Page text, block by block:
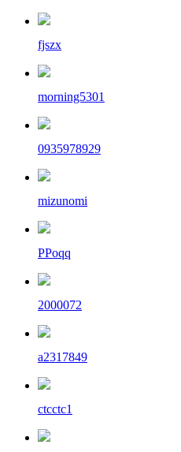
fjszx
morning5301
0935978929
mizunomi
PPoqq
2000072
a2317849
ctcctc1